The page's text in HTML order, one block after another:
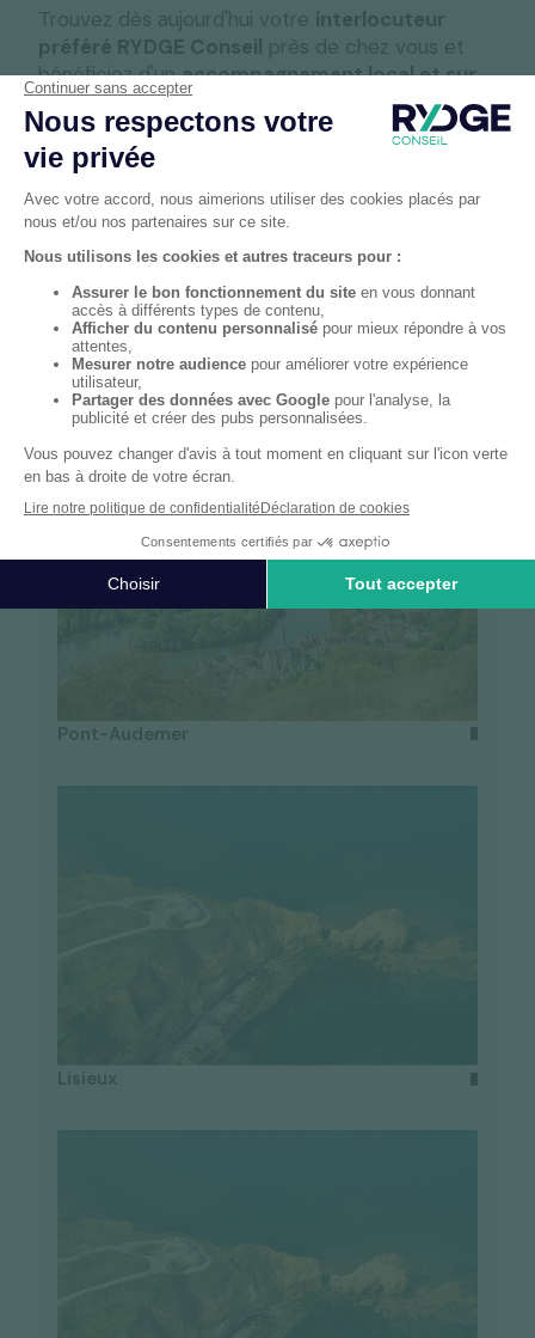
Trouvez dès aujourd'hui votre interlocuteur
préféré RYDGE Conseil près de chez vous et
bénéficiez d'unaccompagnement local et sur
mesure.
Le Havre
Pont-Audemer
Lisieux